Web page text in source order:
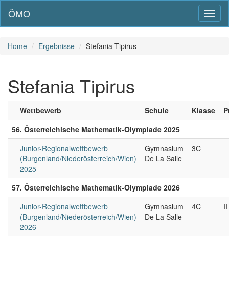
ÖMO
Home Ergebnisse Stefania Tipirus
Stefania Tipirus
Wettbewerb Schule Klasse
56. Österreichische Mathematik-Olympiade 2025
Junior-Regionalwettbewerb
(Burgenland/Niederösterreich/Wien)
2025
Gymnasium
De La Salle
3C
57. Österreichische Mathematik-Olympiade 2026
Junior-Regionalwettbewerb
(Burgenland/Niederösterreich/Wien)
2026
Gymnasium
De La Salle
4C II